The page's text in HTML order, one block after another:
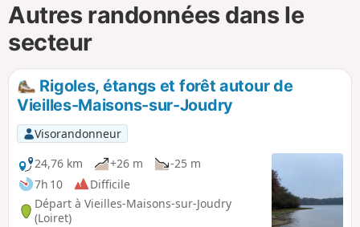
Autres randonnées dans le
secteur
Rigoles, étangs et forêt autour de
Vieilles-Maisons-sur-Joudry
Visorandonneur
24,76 km
+26 m
-25 m
7h 10
Difficile
Départ à Vieilles-Maisons-sur-Joudry
(Loiret)